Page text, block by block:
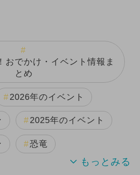
おでかけ・イベント情報ま
とめ
2026年のイベント
2025年のイベント
恐竜